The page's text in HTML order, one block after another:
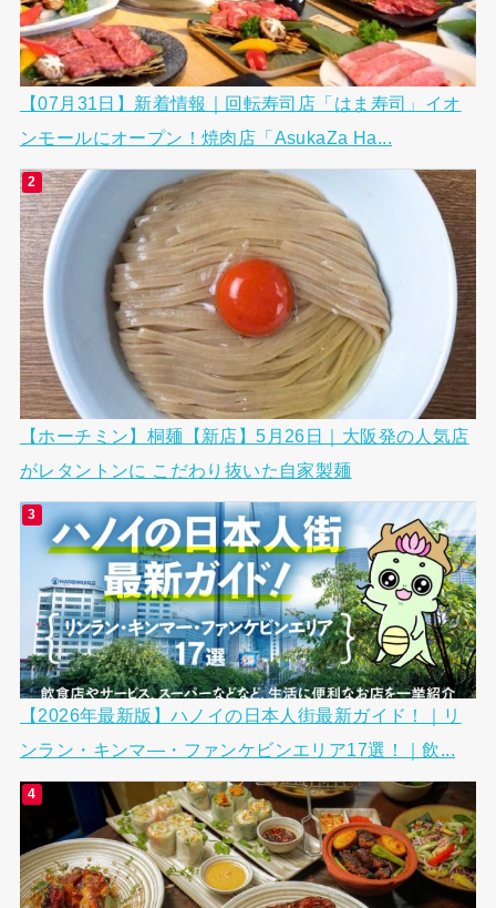
【07月31日】新着情報｜回転寿司店「はま寿司」イオ
ンモールにオープン！焼肉店「AsukaZa Ha...
【ホーチミン】桐麺【新店】5月26日｜大阪発の人気店
がレタントンに こだわり抜いた自家製麺
【2026年最新版】ハノイの日本人街最新ガイド！｜リ
ンラン・キンマ―・ファンケビンエリア17選！｜飲...